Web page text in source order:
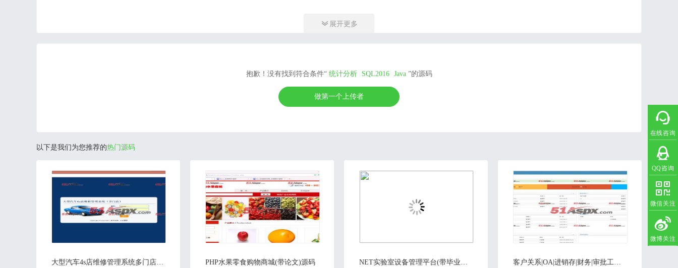
在线咨询
QQ咨询
微信关注
微博关注
 展开更多
抱歉！没有找到符合条件“ 统计分析 SQL2016 Java ”的源码
做第一个上传者
以下是我们为您推荐的热门源码
大型汽车4s店维修管理系统多门店版源码 PHP水果零食购物商城(带论文)源码 NET实验室设备管理平台(带毕业论文)源码 客户关系|OA|进销存|财务|审批工作流|HR|CRM源码